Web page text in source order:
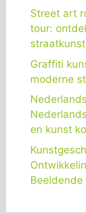
Street art
tour:
Graffiti
moderne
en kunst
Beeldende